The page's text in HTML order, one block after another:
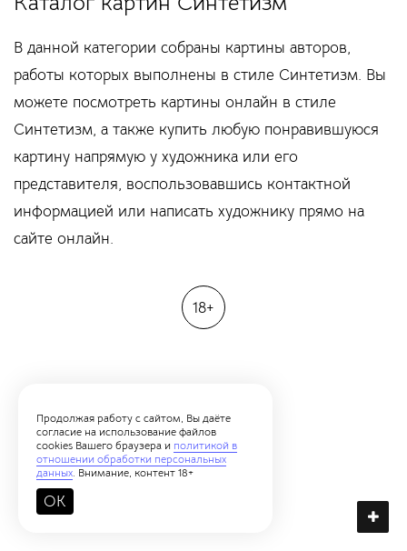
В данной категории собраны картины авторов,
работы которых выполнены в стиле Синтетизм. Вы
можете посмотреть картины онлайн в стиле
Синтетизм, а также купить любую понравившуюся
картину напрямую у художника или его
представителя, воспользовавшись контактной
информацией или написать художнику прямо на
сайте онлайн.
18+
Продолжая работу с сайтом, Вы даёте
согласие на использование файлов
cookies Вашего браузера и политикой в
отношении обработки персональных
данных. Внимание, контент 18+
OK